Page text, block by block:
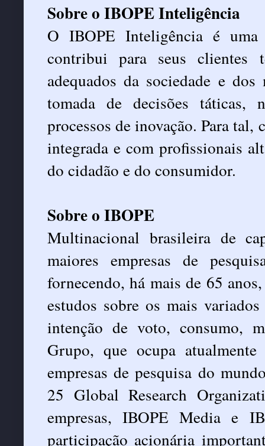
Sobre o IBOPE Inteligência
O IBOPE Inteligência é
contribui para seus clientes
adequados da sociedade e
tomada de decisões táticas,
processos de inovação. Para
integrada e com profissionais
do cidadão e do consumidor.
Sobre o IBOPE
Multinacional brasileira de
maiores empresas de
fornecendo, há mais de 65
estudos sobre os mais
intenção de voto, consumo,
Grupo, que ocupa
empresas de pesquisa do
25 Global Research
empresas, IBOPE Media e
participação acionária